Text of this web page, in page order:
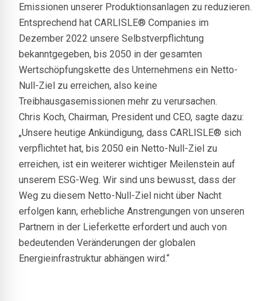
Emissionen unserer Produktionsanlagen zu reduzieren.
Entsprechend hat CARLISLE® Companies im
Dezember 2022 unsere Selbstverpflichtung
bekanntgegeben, bis 2050 in der gesamten
Wertschöpfungskette des Unternehmens ein Netto-
Null-Ziel zu erreichen, also keine
Treibhausgasemissionen mehr zu verursachen.
Chris Koch, Chairman, President und CEO, sagte dazu:
„Unsere heutige Ankündigung, dass CARLISLE® sich
verpflichtet hat, bis 2050 ein Netto-Null-Ziel zu
erreichen, ist ein weiterer wichtiger Meilenstein auf
unserem ESG-Weg. Wir sind uns bewusst, dass der
Weg zu diesem Netto-Null-Ziel nicht über Nacht
erfolgen kann, erhebliche Anstrengungen von unseren
Partnern in der Lieferkette erfordert und auch von
bedeutenden Veränderungen der globalen
Energieinfrastruktur abhängen wird.“